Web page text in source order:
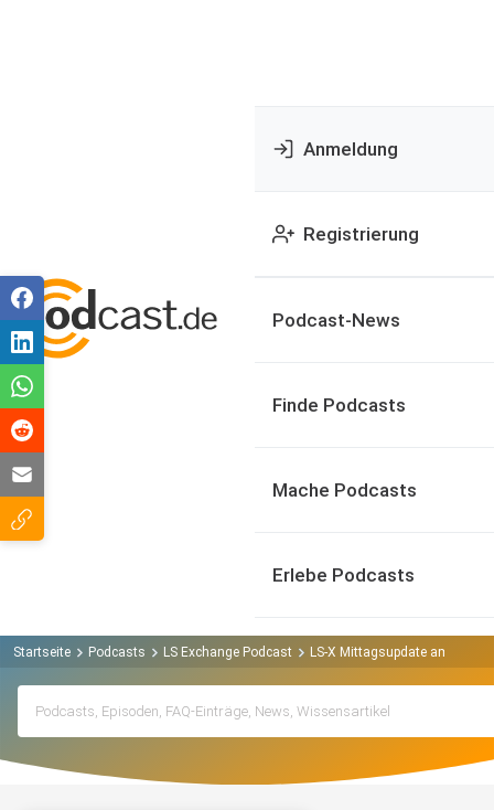
Anmeldung
Registrierung
Podcast-News
Finde Podcasts
Mache Podcasts
Erlebe Podcasts
Startseite Podcasts LS Exchange Podcast LS-X Mittagsupdate am